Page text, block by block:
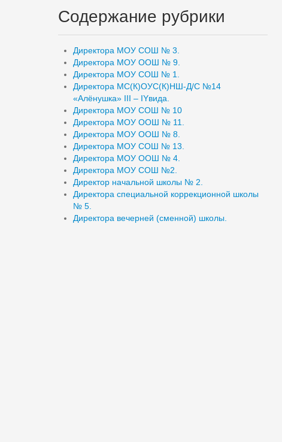
Содержание рубрики
Директора МОУ СОШ № 3.
Директора МОУ ООШ № 9.
Директора МОУ СОШ № 1.
Директора МС(К)ОУС(К)НШ-Д/С №14
«Алёнушка» III – IYвида.
Директора МОУ СОШ № 10
Директора МОУ ООШ № 11.
Директора МОУ ООШ № 8.
Директора МОУ СОШ № 13.
Директора МОУ ООШ № 4.
Директора МОУ СОШ №2.
Директор начальной школы № 2.
Директора специальной коррекционной школы
№ 5.
Директора вечерней (сменной) школы.